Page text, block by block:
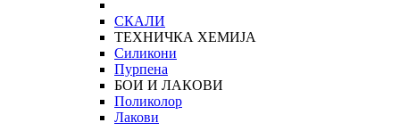
СКАЛИ
ТЕХНИЧКА ХЕМИЈА
Силикони
Пурпена
БОИ И ЛАКОВИ
Поликолор
Лакови